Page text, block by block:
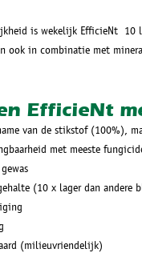
is wekelijk EfficieNt
ook in combinatie met
EfficieNt
van de stikstof (100%),
met meeste
(10 x lager dan andere
(milieuvriendelijk)